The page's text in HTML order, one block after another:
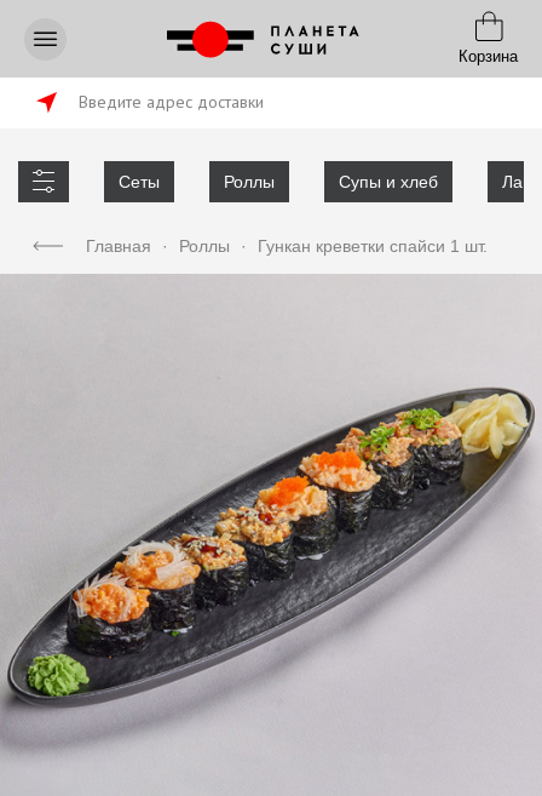
Корзина
Введите адрес доставки
Сеты Роллы Супы и хлеб
Главная · Роллы · Гункан креветки спайси 1 шт.